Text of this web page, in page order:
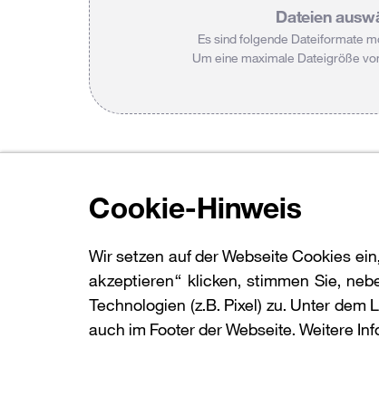
Dateien
Es sind folgende Dateiformate
Um eine maximale Dateigröße
Cookie-Hinweis
Wir setzen auf der Webseite Cookies
akzeptieren“ klicken, stimmen Sie,
Technologien (z.B. Pixel) zu. Unter
auch im Footer der Webseite. Weitere